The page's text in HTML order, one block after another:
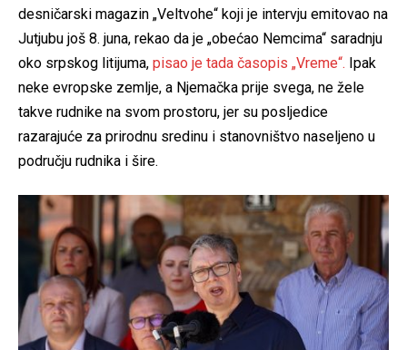
desničarski magazin „Veltvohe“ koji je intervju emitovao na
Jutjubu još 8. juna, rekao da je „obećao Nemcima“ saradnju
oko srpskog litijuma, pisao je tada časopis „Vreme“. Ipak
neke evropske zemlje, a Njemačka prije svega, ne žele
takve rudnike na svom prostoru, jer su posljedice
razarajuće za prirodnu sredinu i stanovništvo naseljeno u
području rudnika i šire.